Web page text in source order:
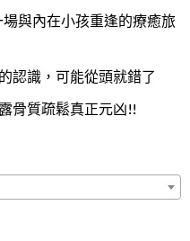
與內在小孩重逢的療癒旅
認識，可能從頭就錯了
骨質疏鬆真正元凶!!